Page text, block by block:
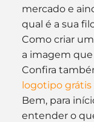
mercado e
qual é a sua
Como criar
a imagem
Confira
logotipo grátis
Bem, para
entender o